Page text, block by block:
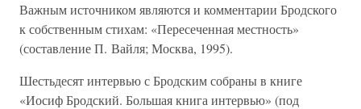
Важным источником являются и комментарии Бродского
к собственным стихам: «Пересеченная местность»
(составление П. Вайля; Москва, 1995).
Шестьдесят интервью с Бродским собраны в книге
«Иосиф Бродский. Большая книга интервью» (под